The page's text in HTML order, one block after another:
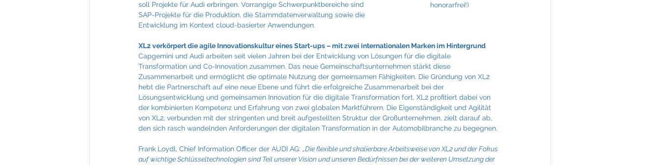
honorarfrei!)
soll Projekte für Audi erbringen. Vorrangige Schwerpunktbereiche sind
SAP-Projekte für die Produktion, die Stammdatenverwaltung sowie die
Entwicklung im Kontext cloud-basierter Anwendungen.
XL2 verkörpert die agile Innovationskultur eines Start-ups – mit zwei internationalen Marken im Hintergrund
Capgemini und Audi arbeiten seit vielen Jahren bei der Entwicklung von Lösungen für die digitale
Transformation und Co-Innovation zusammen. Das neue Gemeinschaftsunternehmen stärkt diese
Zusammenarbeit und ermöglicht die optimale Nutzung der gemeinsamen Fähigkeiten. Die Gründung von XL2
hebt die Partnerschaft auf eine neue Ebene und führt die erfolgreiche Zusammenarbeit bei der
Lösungsentwicklung und gemeinsamen Innovation für die digitale Transformation fort. XL2 profitiert dabei von
der kombinierten Kompetenz und Erfahrung von zwei globalen Marktführern. Die Eigenständigkeit und Agilität
von XL2, verbunden mit der stringenten und breit aufgestellten Struktur der Großunternehmen, zielt darauf ab,
den sich rasch wandelnden Anforderungen der digitalen Transformation in der Automobilbranche zu begegnen.
Frank Loydl, Chief Information Officer der AUDI AG: „Die flexible und skalierbare Arbeitsweise von XL2 und der Fokus
auf wichtige Schlüsseltechnologien sind Teil unserer Vision und unseren Bedürfnissen bei der weiteren Umsetzung der